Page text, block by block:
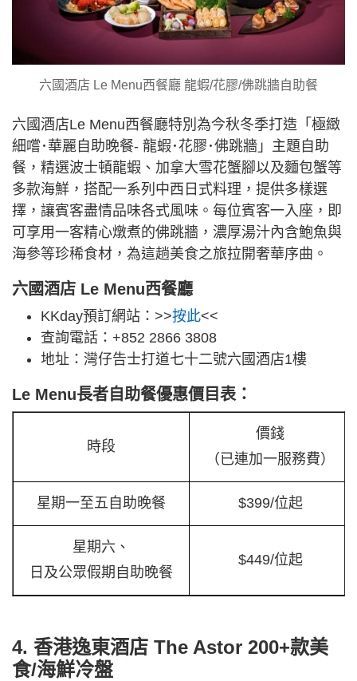
六國酒店 Le Menu西餐廳 龍蝦/花膠/佛跳牆自助餐
六國酒店Le Menu西餐廳特別為今秋冬季打造「極緻
細嚐･華麗自助晚餐- 龍蝦･花膠･佛跳牆」主題自助
餐，精選波士頓龍蝦、加拿大雪花蟹腳以及麵包蟹等
多款海鮮，搭配一系列中西日式料理，提供多樣選
擇，讓賓客盡情品味各式風味。每位賓客一入座，即
可享用一客精心燉煮的佛跳牆，濃厚湯汁內含鮑魚與
海參等珍稀食材，為這趟美食之旅拉開奢華序曲。
六國酒店 Le Menu西餐廳
KKday預訂網站：>>按此<<
查詢電話：+852 2866 3808
地址：灣仔告士打道七十二號六國酒店1樓
Le Menu長者自助餐優惠價目表：
時段
價錢
（已連加一服務費）
星期一至五自助晚餐 $399/位起
星期六、
日及公眾假期自助晚餐
$449/位起
4. 香港逸東酒店 The Astor 200+款美
食/海鮮冷盤